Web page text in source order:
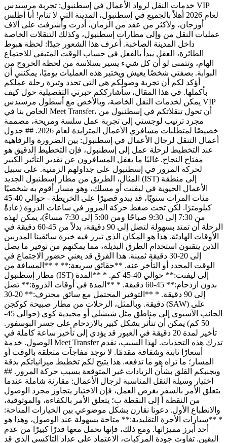
خدمات النقل لرواد الأعمال في إسطنبول: تجربة مرسيدس VIP
لعام 2026 أهلاً بالجميع في إسطنبول، المدينة التي لا تنام! أنا أطلس
أوزجان، ولأكثر من عقد من الزمان، أدرت وأشرفت على آلاف
عمليات النقل من وإلى مطارات إسطنبول، وكذلك التنقلات الخاصة
داخل المدينة الصاخبة. أعرف هذا الشعور جيدًا: لحظة هبوط
الطائرة، العقل يبدأ بالفعل في حساب الوقت المتبقي للاجتماع
الهام، وتتمنى لو أن كل شيء يسير بسلاسة من لحظة الخروج من
البوابة. بصفتي شخصًا يعيش ويختبر هذه العمليات يوميًا، يمكنني أن
أؤكد لكم أن تجربة وصولكم هي التي تحدد وتيرة رحلة عملكم
بأكملها. في هذا المقال، سأشارككم خبرتي التفصيلية حول كيف
يمكن لخدمات النقل الخاصة، وبالأخص مع أسطول مرسيدس VIP
الخاص بنا في Meet Transfer، أن تحول تنقلاتكم في إسطنبول من
مجرد ترتيب لوجستي إلى تجربة عمل سلسة ومريحة، مصممة
خصيصًا لمتطلبات مسافري الأعمال المتزايدة لعام 2026. ## جدول
أعمال التنقل لرجال الأعمال في إسطنبول: بين الضرورة والرفاهية
عند التخطيط لرحلة عمل إلى إسطنبول، فإن التخطيط الدقيق هو
مفتاح النجاح. غالبًا ما يغفل المسافرون عن تقدير التأثير الكبير
لحركة المرور في إسطنبول على جداولهم الزمنية. على سبيل
المثال، الطريق من مطار إسطنبول الجديد (IST) إلى منطقة
الأعمال الحيوية في ليفنت أو مسلك، وهو مسار أقوم به شخصيًا
مئات المرات سنويًا، قد يبدو قصيرًا على الخريطة - حوالي 40-45
كيلومترًا. لكن تحت ضغط حركة المرور في ساعات الذروة (عادةً
من 7:30 إلى 9:30 صباحًا ومن 5:00 إلى 7:30 مساءً)، يمكن لهذه
الرحلة أن تمتد بسهولة لتصل إلى 90 دقيقة، بدلاً من 45-60 دقيقة في
الأوقات الهادئة. هذا هو المكان الذي تبرز فيه خبرة سائقينا المدربين
الذين يتقنون استخدام الطرق البديلة، مما يمكنهم من توفير ما يصل
إلى 20-30 دقيقة ثمينة. هذا الفرق قد يعني حضور الاجتماع في
الوقت المحدد أو التأخر عنه. **حقائق سريعة:** * **المسافة من
مطار إسطنبول (IST) إلى ليفنت:** حوالي 40-45 كم. * **المدة
بدون ازدحام:** 45-60 دقيقة. * **المدة في أوقات الذروة:** تصل
إلى 90 دقيقة. * **التوفير المحتمل مع سائق محترف:** 20-30
دقيقة. وبالمثل، الرحلات من مطار صبيحة كوكجن (SAW) على
الجانب الآسيوي إلى مناطق مثل شيشلي أو مجيدية كوي (حوالي 45-
50 كم) يمكن أن تتأثر بشكل كبير بالازدحام على جسر البوسفور.
تأخير لمدة 20 دقيقة في العبور قد يؤدي إلى تأخير ساعة كاملة في
الوصول. خدمة Meet Transfer تدرك هذه التحديات. لهذا السبب، نقدم
أسعارًا ثابتة وشفافة مقدمًا. لا توجد مفاجآت متعلقة بالوقت أو
المسار؛ ما تراه هو ما تدفعه. هذا يتيح لكم تخطيط ميزانياتكم بدقة
ويجنبكم القلق بشأن الزيادات غير المتوقعة بسبب حركة المرور. ##
اختيار وسيلة النقل المناسبة لرجال الأعمال: مقارنة شاملة عندما
يتعلق الأمر بالسفر بغرض العمل، فإن الاختيار يتجاوز مجرد الوصول
من النقطة أ إلى النقطة ب؛ يتعلق الأمر بالكفاءة، والموثوقية،
والانطباع الأول. دعونا نقارن بشكل موضوعي بين الخيارات المتاحة:
* **سيارات الأجرة التقليدية:** متاحة بسهولة عند الوصول، وهذا هو
أحد أبرز مميزاتها. ومع ذلك، فإنها تحمل معها قدرًا كبيرًا من عدم
اليقين. تفاوت جودة المركبات، الاعتماد على عداد التاكسي الذي قد